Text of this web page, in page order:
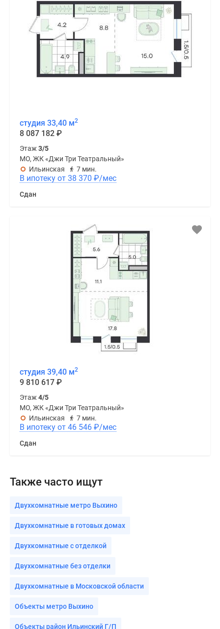
студия 33,40 м2
8 087 182 ₽
Этаж3/5
МО, ЖК «Джи Три Театральный»
Ильинская
7 мин.
В ипотеку от 38 370 ₽/мес
Сдан
студия 39,40 м2
9 810 617 ₽
Этаж4/5
МО, ЖК «Джи Три Театральный»
Ильинская
7 мин.
В ипотеку от 46 546 ₽/мес
Сдан
Также часто ищут
Двухкомнатные метро Выхино
Двухкомнатные в готовых домах
Двухкомнатные с отделкой
Двухкомнатные без отделки
Двухкомнатные в Московской области
Объекты метро Выхино
Объекты район Ильинский Г/П